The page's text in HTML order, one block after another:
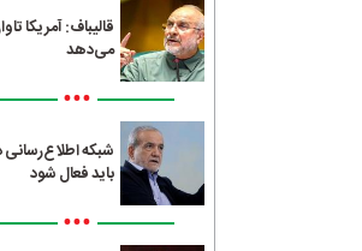
قالیباف: آمریکا
می‌دهد
•••
شبکه
باید فعال شود
•••